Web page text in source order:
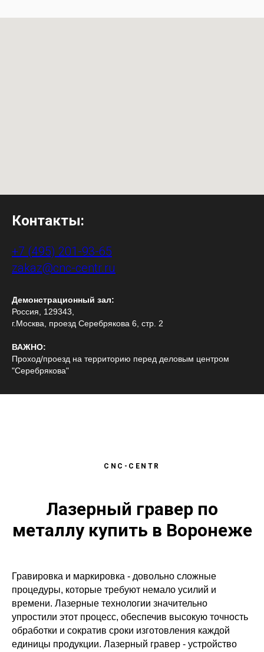
Контакты:
+7 (495) 201-93-65
zakaz@cnc-centr.ru
Демонстрационный зал:
Россия, 129343,
г.Москва, проезд Серебрякова 6, стр. 2
ВАЖНО:
Проход/проезд на территорию перед деловым центром
"Серебрякова"
CNC-CENTR
Лазерный гравер по
металлу купить в Воронеже
Гравировка и маркировка - довольно сложные
процедуры, которые требуют немало усилий и
времени. Лазерные технологии значительно
упростили этот процесс, обеспечив высокую точность
обработки и сократив сроки изготовления каждой
единицы продукции. Лазерный гравер - устройство